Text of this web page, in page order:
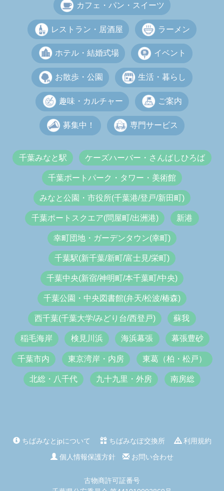
カフェ・パン・スイーツ
レストラン・居酒屋 ラーメン
ホテル・結婚式場 イベント
お散歩・公園 生活・暮らし
趣味・カルチャー ご案内
募集中！ 専門サービス
千葉みなと駅 ケーズハーバー・さんばしひろば
千葉ポートパーク・タワー・美術館
みなと公園・市役所(千葉港/登戸/新田町)
千葉ポートスクエア(問屋町/出洲港) 新港
幸町団地・ガーデンタウン(幸町)
千葉駅(新千葉/新町/富士見/栄町)
千葉中央(新宿/神明町/本千葉町/中央)
千葉公園・中央図書館(弁天/松波/椿森)
西千葉(千葉大学/みどり台/西登戸) 蘇我
稲毛海岸 検見川浜 海浜幕張 幕張豊砂
千葉市内 東京湾岸・内房 東葛（柏・松戸）
北総・八千代 九十九里・外房 南房総
ちばみなとjpについて ちばみなぽ交換所
利用規約
個人情報保護方針
お問い合わせ
古物商許可証番号